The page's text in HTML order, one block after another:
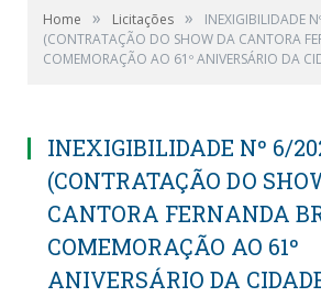
Home » Licitações »
INEXIGIBILIDADE
(CONTRATAÇÃO DO SHOW DA CANTORA
COMEMORAÇÃO AO 61º ANIVERSÁRIO DA
INEXIGIBILIDADE Nº 6/
(CONTRATAÇÃO DO
CANTORA FERNANDA
COMEMORAÇÃO AO 61º
ANIVERSÁRIO DA